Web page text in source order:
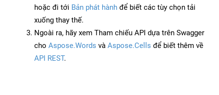
hoặc đi tới Bản phát hành để biết các tùy chọn tải
xuống thay thế.
Ngoài ra, hãy xem Tham chiếu API dựa trên Swagger
cho Aspose.Words và Aspose.Cells để biết thêm về
API REST.